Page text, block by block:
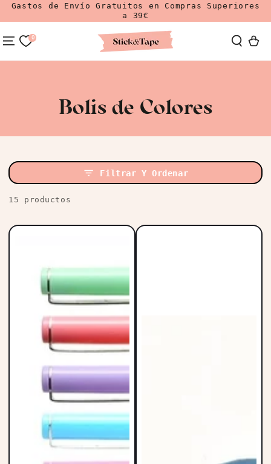
Ir Al Contenido
Gastos de Envío Gratuitos en Compras Superiores
a 39€
0 Carrito
Colección:
Bolis de Colores
Filtrar Y Ordenar
15 productos